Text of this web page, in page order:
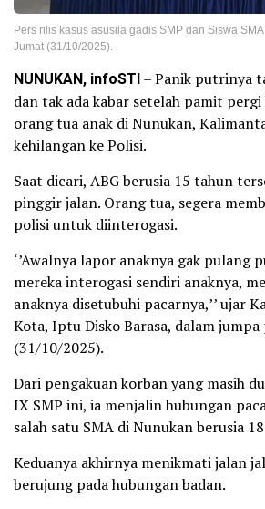
Pers rilis kasus asusila gadis SMP dan Siswa
Jumat (31/10/2025).
NUNUKAN, infoSTI– Panik putrinya
dan tak ada kabar setelah pamit
orang tua anak di Nunukan,
kehilangan ke Polisi.
Saat dicari, ABG berusia 15 tahun
pinggir jalan. Orang tua, segera
polisi untuk diinterogasi.
‘’Awalnya lapor anaknya gak pulang
mereka interogasi sendiri anaknya,
anaknya disetubuhi pacarnya,’’ ujar
Kota, Iptu Disko Barasa, dalam jumpa
(31/10/2025).
Dari pengakuan korban yang masih
IX SMP ini, ia menjalin hubungan
salah satu SMA di Nunukan berusia
Keduanya akhirnya menikmati jalan
berujung pada hubungan badan.